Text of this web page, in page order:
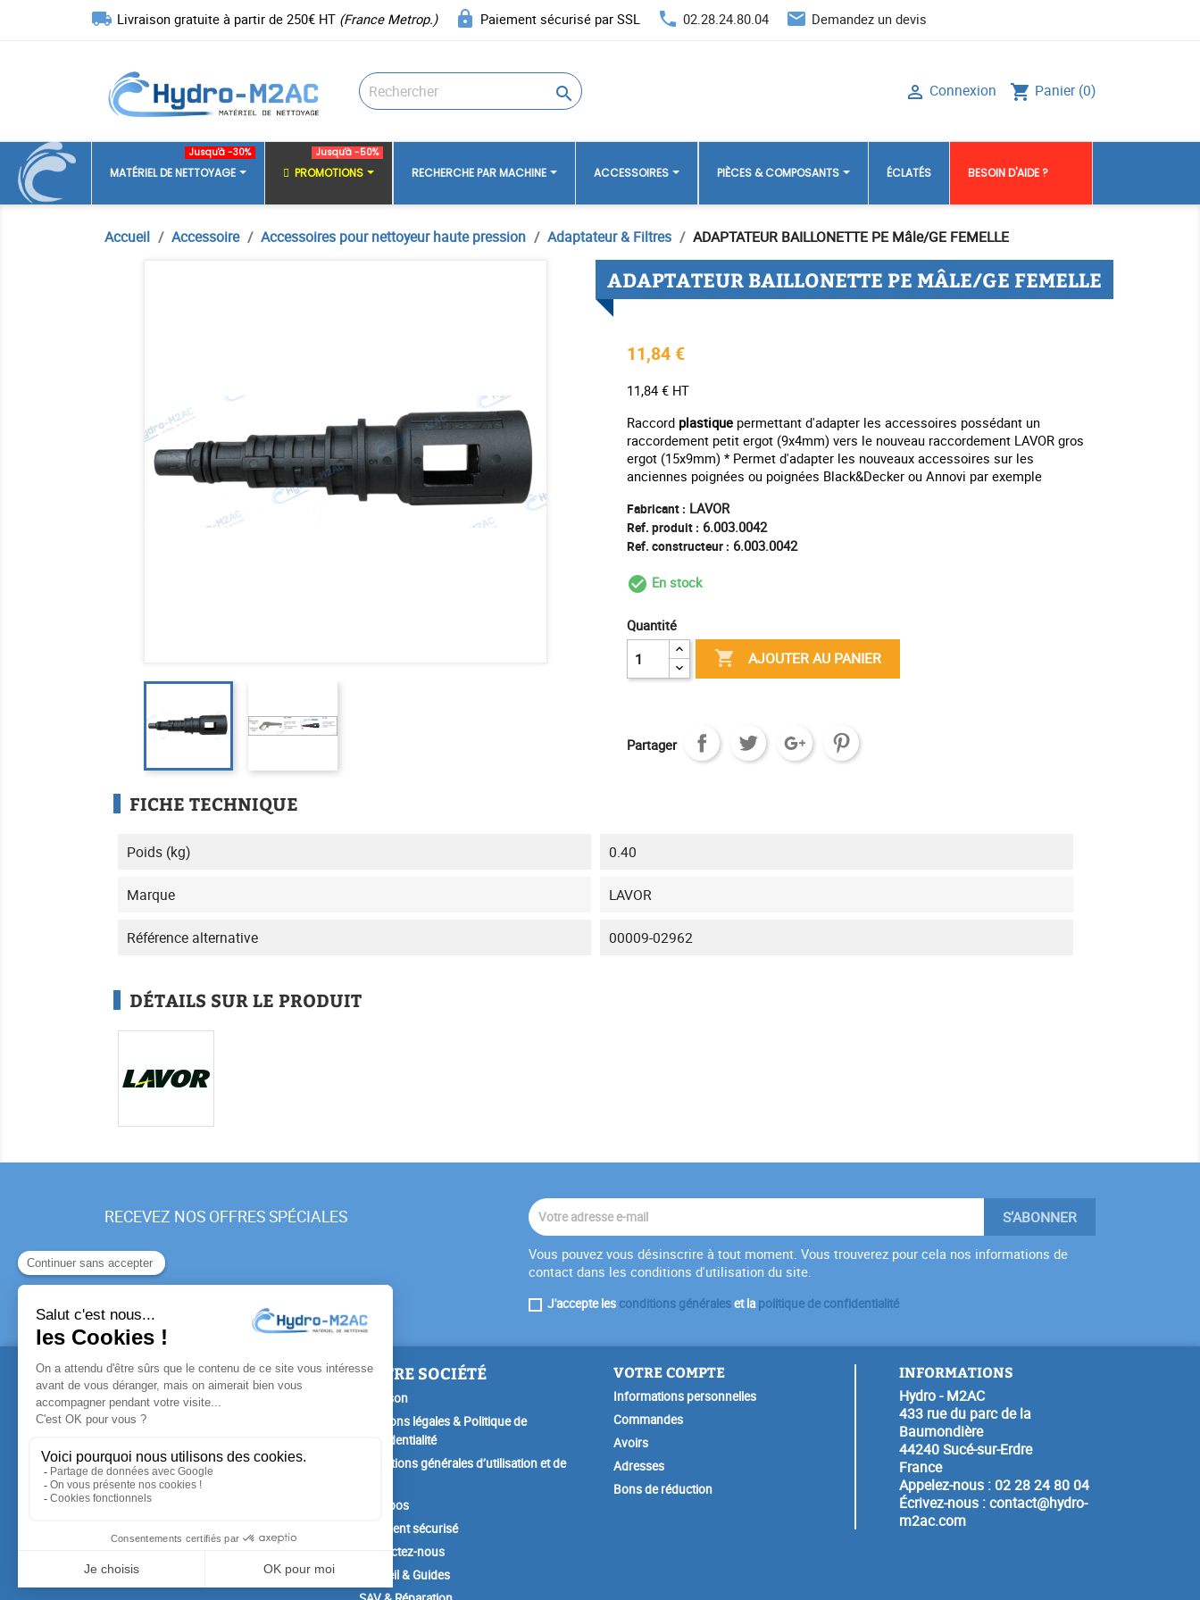
local_shipping Livraison gratuite à partir de 250€ HT (France Metrop.) lock Paiement sécurisé par SSL phone 02.28.24.80.04 email Demandez un devis
 shopping_cart Panier (0)
 Connexion
MATÉRIEL DE NETTOYAGE
Jusqu'à -30%
PROMOTIONS
Jusqu'à -50%
RECHERCHE PAR MACHINE ACCESSOIRES PIÈCES & COMPOSANTS ÉCLATÉS BESOIN D'AIDE ?
Accueil Accessoire Accessoires pour nettoyeur haute pression Adaptateur & Filtres ADAPTATEUR BAILLONETTE PE Mâle/GE FEMELLE
ADAPTATEUR BAILLONETTE PE MÂLE/GE FEMELLE
11,84 €
11,84 € HT
Raccord plastique permettant d'adapter les accessoires possédant un
raccordement petit ergot (9x4mm) vers le nouveau raccordement LAVOR gros
ergot (15x9mm) * Permet d'adapter les nouveaux accessoires sur les
anciennes poignées ou poignées Black&Decker ou Annovi par exemple
Fabricant : LAVOR
Ref. produit : 6.003.0042
Ref. constructeur : 6.003.0042
check_circle_outline
En stock
Quantité
 AJOUTER AU PANIER
Partager
FICHE TECHNIQUE
Poids (kg) 0.40
Marque LAVOR
Référence alternative 00009-02962
DÉTAILS SUR LE PRODUIT
RECEVEZ NOS OFFRES SPÉCIALES
Vous pouvez vous désinscrire à tout moment. Vous trouverez pour cela nos informations de
contact dans les conditions d'utilisation du site.
J'accepte les conditions généraleset lapolitique de confidentialité
PRODUITS
Promotions
Nouveaux produits
NOTRE SOCIÉTÉ
Livraison
Mentions légales & Politique de
Confidentialité
Conditions générales d’utilisation et de
A propos
Paiement sécurisé
Contactez-nous
Conseil & Guides
VOTRE COMPTE
Informations personnelles
Commandes
Avoirs
Adresses
Bons de réduction
INFORMATIONS
Hydro - M2AC
433 rue du parc de la
Baumondière
44240 Sucé-sur-Erdre
France
Appelez-nous : 02 28 24 80 04
Écrivez-nous :contact@hydro-
m2ac.com